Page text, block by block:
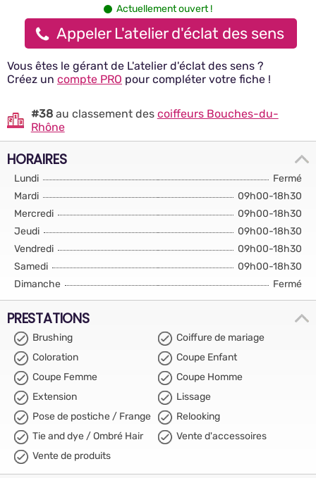
Actuellement ouvert !
Appeler L'atelier d'éclat des sens
Vous êtes le gérant de L'atelier d'éclat des sens ?
Créez un compte PRO pour compléter votre fiche !
#38au classement des coiffeurs Bouches-du-
Rhône
HORAIRES
Lundi
Fermé
Mardi
09h00-18h30
Mercredi
09h00-18h30
Jeudi
09h00-18h30
Vendredi
09h00-18h30
Samedi
09h00-18h30
Dimanche
Fermé
PRESTATIONS
Brushing
Coiffure de mariage
Coloration
Coupe Enfant
Coupe Femme
Coupe Homme
Extension
Lissage
Pose de postiche / Frange
Relooking
Tie and dye / Ombré Hair
Vente d'accessoires
Vente de produits